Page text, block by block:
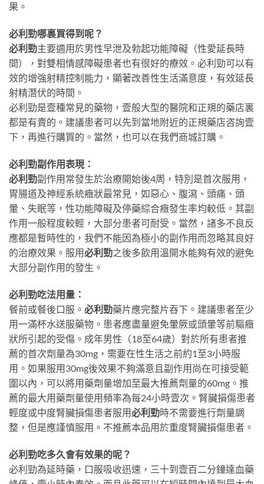
果。
必利勁哪裏買得到呢？
必利勁主要適用於男性早泄及勃起功能障礙（性愛延長時
間），對雙相情感障礙患者也有很好的療效。必利勁可以有
效的增強射精控制能力，顯著改善性生活滿意度，有效延長
射精潛伏的時間。
必利勁是壹種常見的藥物，壹般大型的醫院和正規的藥店裏
都是有賣的。建議患者可以先到當地附近的正規藥店咨詢壹
下，再進行購買的。當然，也可以在我們商城訂購。
必利勁副作用表現：
必利勁副作用常發生於治療開始後4周，特別是首次服用，
胃腸道及神經系統癥狀最常見，如惡心、腹瀉、頭痛、頭
暈、失眠等，性功能障礙及停藥綜合癥發生率均較低。其副
作用一般程度較輕，大部分患者可耐受。當然，諸多不良反
應都是暫時性的，我們不能因為極小的副作用而忽略其良好
的治療效果。服用必利勁之後多飲用溫開水能夠有效的避免
大部分副作用的發生。
必利勁吃法用量：
餐前或餐後口服。 必利勁藥片應完整片吞下。建議患者至少
用一滿杯水送服藥物。患者應盡量避免暈厥或頭暈等前驅癥
狀所引起的受傷。成年男性（18至64歲）對於所有患者推
薦的首次劑量為30mg，需要在性生活之前約1至3小時服
用。如果服用30mg後效果不夠滿意且副作用尚在可接受範
圍以內，可以將用藥劑量增加至最大推薦劑量的60mg。推
薦的最大用藥劑量使用頻率為每24小時壹次。腎臟損傷患者
輕度或中度腎臟損傷患者服用必利勁時不需要進行劑量調
整，但是應謹慎服用。不推薦本品用於重度腎臟損傷患者。
必利勁吃多久會有效果的呢？
必利勁為延時藥，口服吸收迅速，三十到壹百二分鐘達血藥